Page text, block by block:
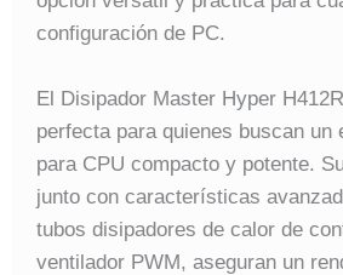
configuración de PC.
El Disipador Master Hyper
perfecta para quienes buscan un
para CPU compacto y potente.
junto con características
tubos disipadores de calor de
ventilador PWM, aseguran un